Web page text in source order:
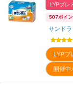
LYPプレ
507ポイン
サンド
LYP
開催